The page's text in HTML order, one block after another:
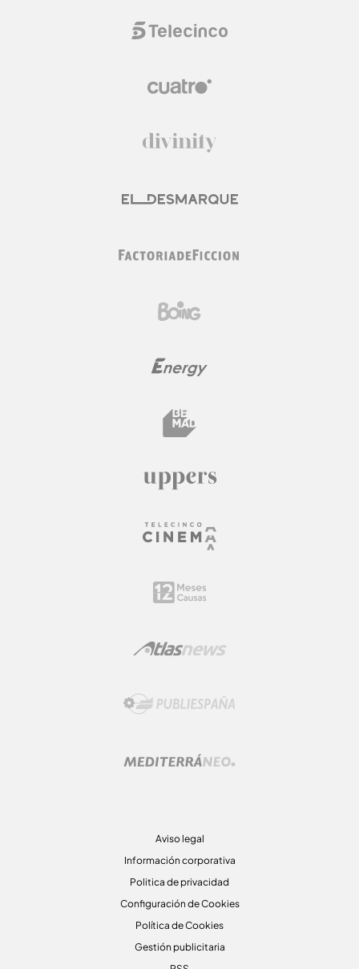
Aviso legal
Información corporativa
Politica de privacidad
Configuración de Cookies
Política de Cookies
Gestión publicitaria